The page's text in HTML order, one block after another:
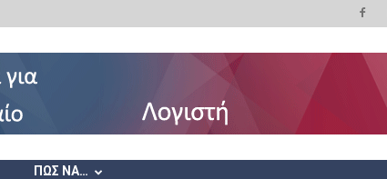
ΠΩΣ ΝΑ…